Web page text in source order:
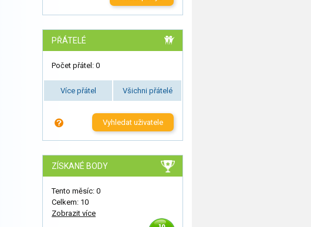
PŘÁTELÉ
Počet přátel: 0
Více přátel Všichni přátelé
Vyhledat uživatele
ZÍSKANÉ BODY
Tento měsíc: 0
Celkem: 10
Zobrazit více